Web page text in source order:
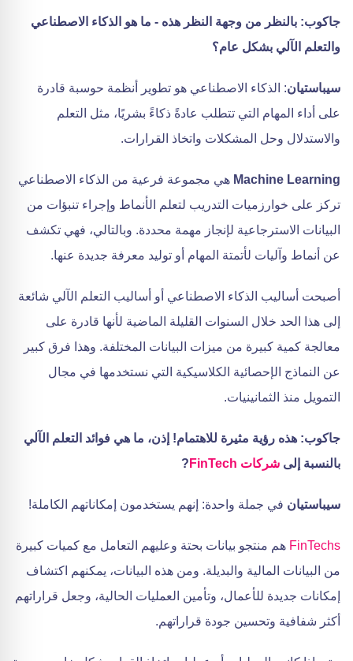
جاكوب: بالنظر من وجهة النظر هذه - ما هو الذكاء الاصطناعي
والتعلم الآلي بشكل عام؟
سيباستيان: الذكاء الاصطناعي هو تطوير أنظمة حوسبة قادرة
على أداء المهام التي تتطلب عادةً ذكاءً بشريًا، مثل التعلم
والاستدلال وحل المشكلات واتخاذ القرارات.
Machine Learning هي مجموعة فرعية من الذكاء الاصطناعي
تركز على خوارزميات التدريب لتعلم الأنماط وإجراء تنبؤات من
البيانات الاسترجاعية لإنجاز مهمة محددة. وبالتالي، فهي تكشف
عن أنماط وآليات لأتمتة المهام أو توليد معرفة جديدة عنها.
أصبحت أساليب الذكاء الاصطناعي أو أساليب التعلم الآلي شائعة
إلى هذا الحد خلال السنوات القليلة الماضية لأنها قادرة على
معالجة كمية كبيرة من ميزات البيانات المختلفة. وهذا فرق كبير
عن النماذج الإحصائية الكلاسيكية التي نستخدمها في مجال
التمويل منذ الثمانينيات.
جاكوب: هذه رؤية مثيرة للاهتمام! إذن، ما هي فوائد التعلم الآلي
بالنسبة إلى شركات FinTech ?
سيباستيان في جملة واحدة: إنهم يستخدمون إمكاناتهم الكاملة!
FinTechs هم منتجو بيانات بحتة وعليهم التعامل مع كميات كبيرة
من البيانات المالية والبديلة. ومن هذه البيانات، يمكنهم اكتشاف
إمكانات جديدة للأعمال، وتأمين العمليات الحالية، وجعل قراراتهم
أكثر شفافية وتحسين جودة قراراتهم.